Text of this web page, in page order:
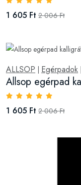
1 605 Ft 2 006 Ft
ALLSOP Egérpadok
Allsop egérpad
1 605 Ft 2 006 Ft